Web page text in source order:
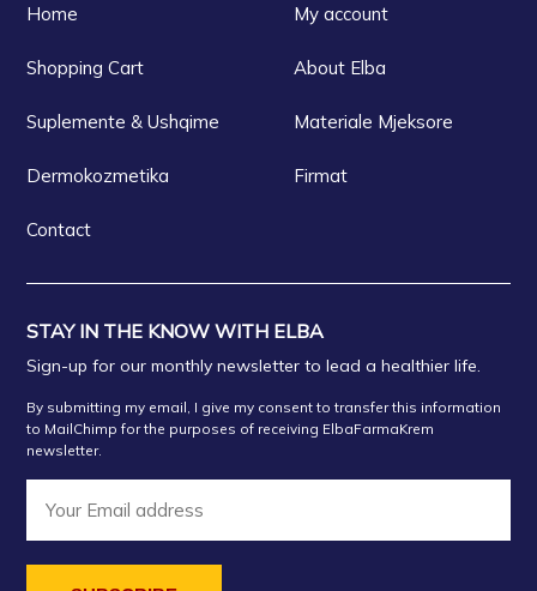
Home My account
Shopping Cart About Elba
Suplemente & Ushqime Materiale Mjeksore
Dermokozmetika Firmat
Contact
STAY IN THE KNOW WITH ELBA
Sign-up for our monthly newsletter to lead a healthier life.
By submitting my email, I give my consent to transfer this information
to MailChimp for the purposes of receiving ElbaFarmaKrem
newsletter.